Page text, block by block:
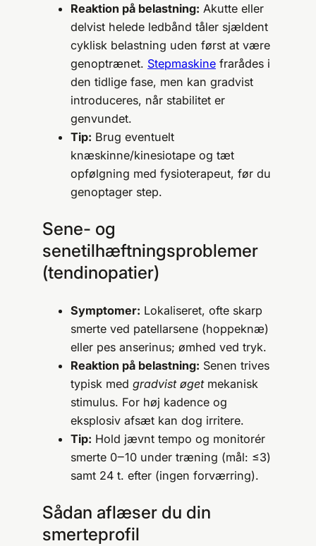
Reaktion på belastning: Akutte eller
delvist helede ledbånd tåler sjældent
cyklisk belastning uden først at være
genoptrænet. Stepmaskine frarådes i
den tidlige fase, men kan gradvist
introduceres, når stabilitet er
genvundet.
Tip: Brug eventuelt
knæskinne/kinesiotape og tæt
opfølgning med fysioterapeut, før du
genoptager step.
Sene- og
senetilhæftningsproblemer
(tendinopatier)
Symptomer: Lokaliseret, ofte skarp
smerte ved patellarsene (hoppeknæ)
eller pes anserinus; ømhed ved tryk.
Reaktion på belastning: Senen trives
typisk med gradvist øgetmekanisk
stimulus. For høj kadence og
eksplosiv afsæt kan dog irritere.
Tip: Hold jævnt tempo og monitorér
smerte 0‒10 under træning (mål: ≤3)
samt 24 t. efter (ingen forværring).
Sådan aflæser du din
smerteprofil